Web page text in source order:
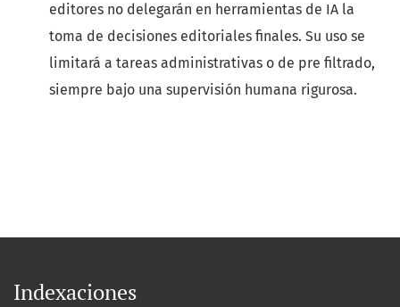
editores no delegarán en herramientas de IA la
toma de decisiones editoriales finales. Su uso se
limitará a tareas administrativas o de pre filtrado,
siempre bajo una supervisión humana rigurosa.
Indexaciones